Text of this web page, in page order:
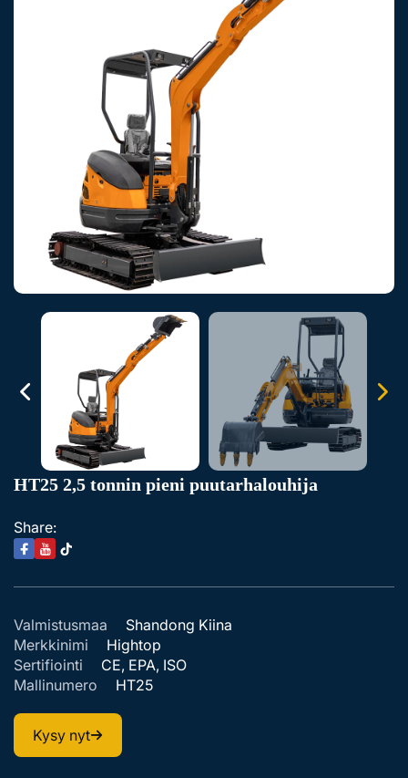
HT25 2,5 tonnin pieni puutarhalouhija
Share:
Valmistusmaa
Shandong Kiina
Merkkinimi
Hightop
Sertifiointi
CE, EPA, ISO
Mallinumero
HT25
Kysy nyt